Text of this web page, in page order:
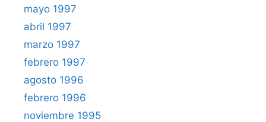
mayo 1997
abril 1997
marzo 1997
febrero 1997
agosto 1996
febrero 1996
noviembre 1995